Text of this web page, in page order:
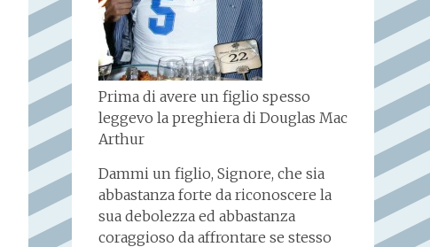
Prima di avere un figlio spesso
leggevo la preghiera di Douglas Mac
Arthur
Dammi un figlio, Signore, che sia
abbastanza forte da riconoscere la
sua debolezza ed abbastanza
coraggioso da affrontare se stesso